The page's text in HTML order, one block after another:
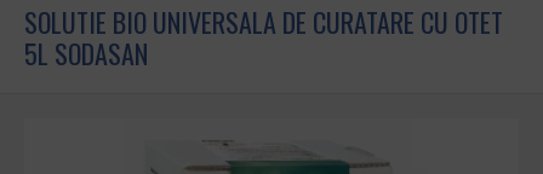
SOLUTIE BIO UNIVERSALA DE CURATARE CU OTET
5L SODASAN